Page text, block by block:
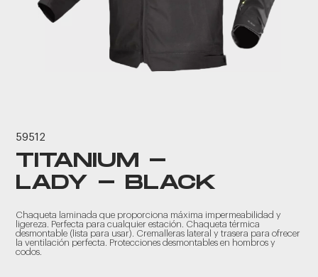
59512
TITANIUM -
LADY - BLACK
Chaqueta laminada que proporciona máxima impermeabilidad y
ligereza. Perfecta para cualquier estación. Chaqueta térmica
desmontable (lista para usar). Cremalleras lateral y trasera para ofrecer
la ventilación perfecta. Protecciones desmontables en hombros y
codos.